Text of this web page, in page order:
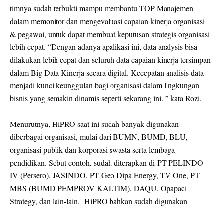
timnya sudah terbukti mampu membantu TOP Manajemen
dalam memonitor dan mengevaluasi capaian kinerja organisasi
& pegawai, untuk dapat membuat keputusan strategis organisasi
lebih cepat. “Dengan adanya apalikasi ini, data analysis bisa
dilakukan lebih cepat dan seluruh data capaian kinerja tersimpan
dalam Big Data Kinerja secara digital. Kecepatan analisis data
menjadi kunci keunggulan bagi organisasi dalam lingkungan
bisnis yang semakin dinamis seperti sekarang ini. ” kata Rozi.
Menurutnya, HiPRO saat ini sudah banyak digunakan
diberbagai organisasi, mulai dari BUMN, BUMD, BLU,
organisasi publik dan korporasi swasta serta lembaga
pendidikan. Sebut contoh, sudah diterapkan di PT PELINDO
IV (Persero), JASINDO, PT Geo Dipa Energy, TV One, PT
MBS (BUMD PEMPROV KALTIM), DAQU, Opapaci
Strategy, dan lain-lain. HiPRO bahkan sudah digunakan